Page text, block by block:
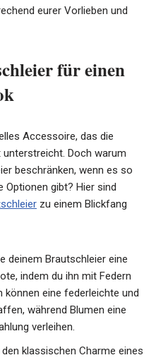
eurer Vorlieben und
für einen
Accessoire, das die
unterstreicht. Doch warum
beschränken, wenn es so
Optionen gibt? Hier sind
zu einem Blickfang
deinem Brautschleier eine
indem du ihn mit Federn
können eine federleichte und
während Blumen eine
verleihen.
den klassischen Charme eines